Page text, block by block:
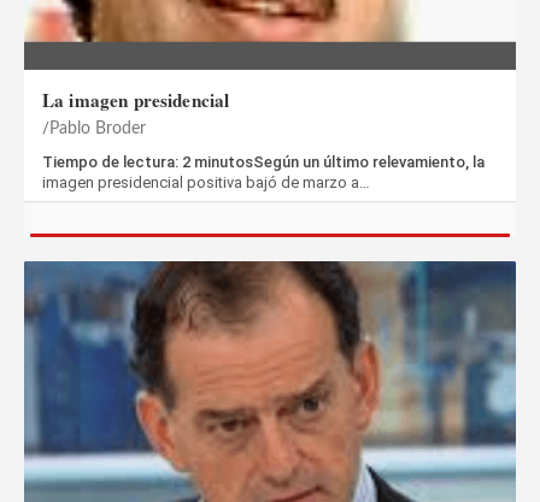
La imagen presidencial
Pablo Broder
Tiempo de lectura: 2 minutosSegún un último relevamiento, la
imagen presidencial positiva bajó de marzo a…